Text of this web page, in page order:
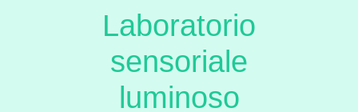
Laboratorio
sensoriale
luminoso